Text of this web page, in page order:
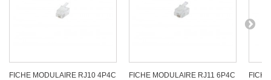
FICHE MODULAIRE RJ10 4P4C FICHE MODULAIRE RJ11 6P4C